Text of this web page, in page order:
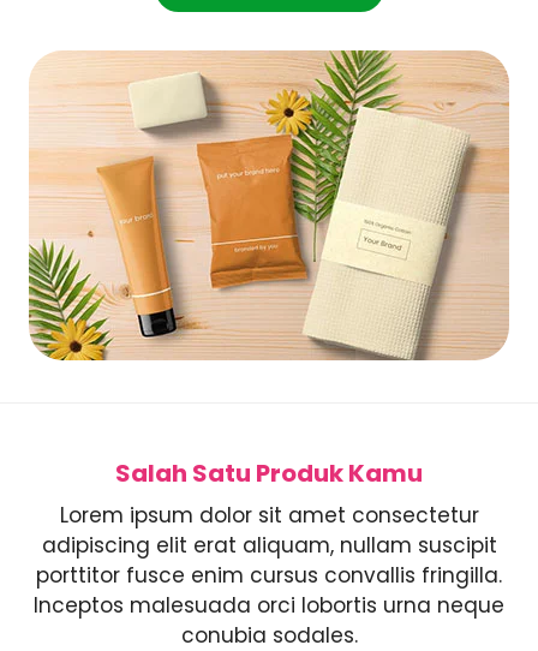
Salah Satu Produk Kamu
Lorem ipsum dolor sit amet consectetur
adipiscing elit erat aliquam, nullam suscipit
porttitor fusce enim cursus convallis fringilla.
Inceptos malesuada orci lobortis urna neque
conubia sodales.